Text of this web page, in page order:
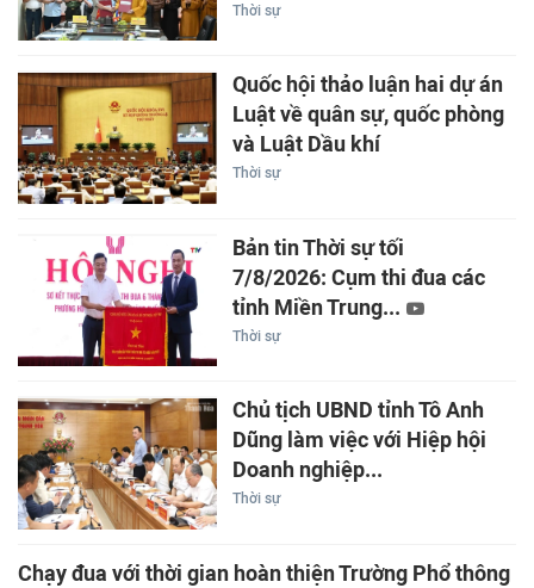
Thời sự
Quốc hội thảo luận hai dự án
Luật về quân sự, quốc phòng
và Luật Dầu khí
Thời sự
Bản tin Thời sự tối
7/8/2026: Cụm thi đua các
tỉnh Miền Trung...
Thời sự
Chủ tịch UBND tỉnh Tô Anh
Dũng làm việc với Hiệp hội
Doanh nghiệp...
Thời sự
Chạy đua với thời gian hoàn thiện Trường Phổ thông